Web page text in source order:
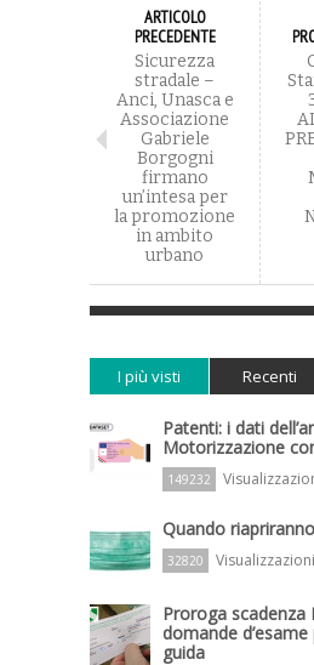
ARTICOLO
PRECEDENTE
Sicurezza
stradale –
Anci, Unasca e
Associazione
Gabriele
Borgogni
firmano
un’intesa per
la promozione
in ambito
urbano
I più visti Recenti
Patenti: i dati
Motorizzazione
149232
Quando
32820 Visualizzazioni
Proroga scadenza
domande
guida